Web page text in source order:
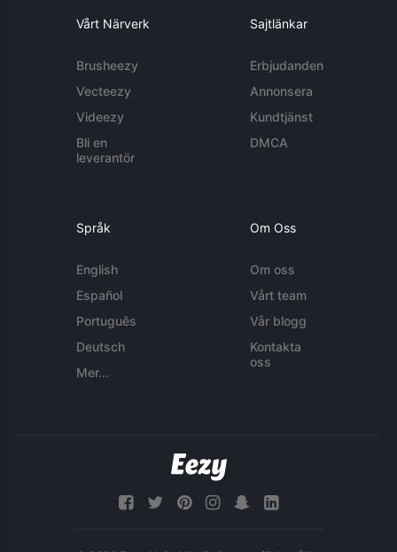
Vårt Närverk
Brusheezy
Vecteezy
Videezy
Bli en
leverantör
Sajtlänkar
Erbjudanden
Annonsera
Kundtjänst
DMCA
Språk
English
Español
Português
Deutsch
Mer...
Om Oss
Om oss
Vårt team
Vår blogg
Kontakta
oss